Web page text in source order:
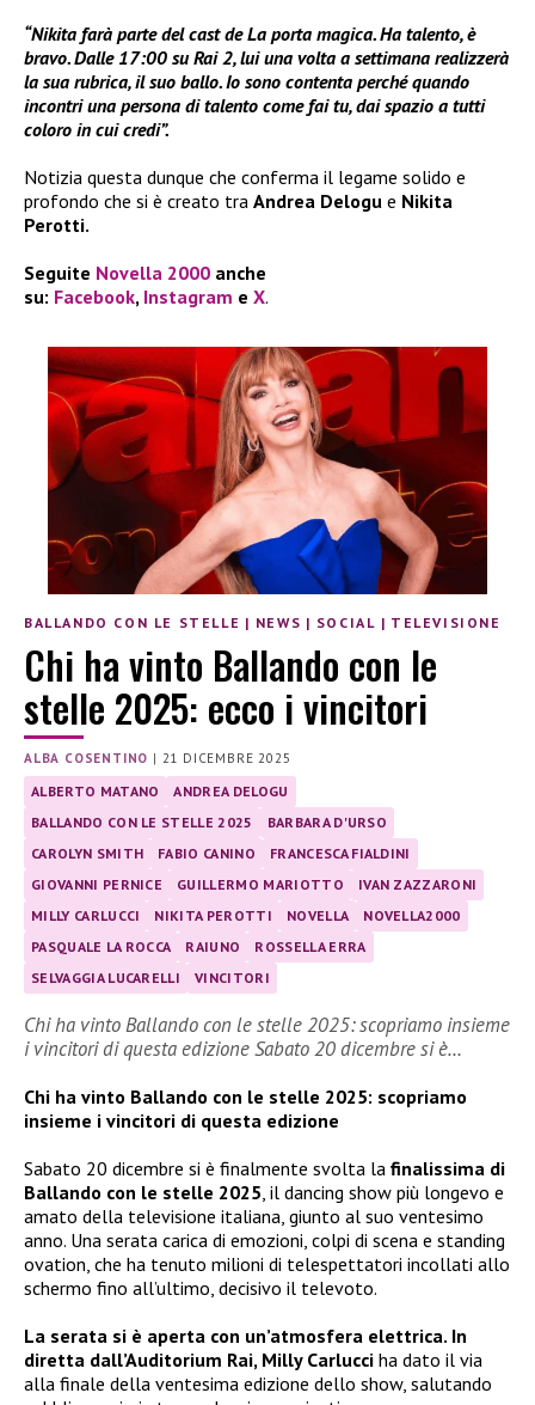
“Nikita farà parte del cast de La porta magica. Ha talento, è
bravo. Dalle 17:00 su Rai 2, lui una volta a settimana realizzerà
la sua rubrica, il suo ballo. Io sono contenta perché quando
incontri una persona di talento come fai tu, dai spazio a tutti
coloro in cui credi”.
Notizia questa dunque che conferma il legame solido e
profondo che si è creato tra Andrea Delogu e Nikita
Perotti.
Seguite Novella 2000 anche
su: Facebook, Instagram e X.
BALLANDO CON LE STELLE | NEWS | SOCIAL | TELEVISIONE
Chi ha vinto Ballando con le
stelle 2025: ecco i vincitori
ALBA COSENTINO | 21 DICEMBRE 2025
ALBERTO MATANO
ANDREA DELOGU
BALLANDO CON LE STELLE 2025
BARBARA D'URSO
CAROLYN SMITH
FABIO CANINO
FRANCESCA FIALDINI
GIOVANNI PERNICE
GUILLERMO MARIOTTO
IVAN ZAZZARONI
MILLY CARLUCCI
NIKITA PEROTTI NOVELLA
NOVELLA2000
PASQUALE LA ROCCA
RAIUNO
ROSSELLA ERRA
SELVAGGIA LUCARELLI
VINCITORI
Chi ha vinto Ballando con le stelle 2025: scopriamo insieme
i vincitori di questa edizione Sabato 20 dicembre si è…
Chi ha vinto Ballando con le stelle 2025: scopriamo
insieme i vincitori di questa edizione
Sabato 20 dicembre si è finalmente svolta la finalissima di
Ballando con le stelle 2025, il dancing show più longevo e
amato della televisione italiana, giunto al suo ventesimo
anno. Una serata carica di emozioni, colpi di scena e standing
ovation, che ha tenuto milioni di telespettatori incollati allo
schermo fino all’ultimo, decisivo il televoto.
La serata si è aperta con un’atmosfera elettrica. In
diretta dall’Auditorium Rai, Milly Carlucci ha dato il via
alla finale della ventesima edizione dello show, salutando